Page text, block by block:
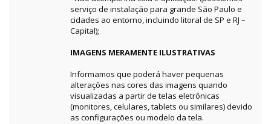
serviço de instalação para grande São Paulo e
cidades ao entorno, incluindo litoral de SP e RJ –
Capital);
IMAGENS MERAMENTE ILUSTRATIVAS
Informamos que poderá haver pequenas
alterações nas cores das imagens quando
visualizadas a partir de telas eletrônicas
(monitores, celulares, tablets ou similares) devido
as configurações ou modelo da tela.